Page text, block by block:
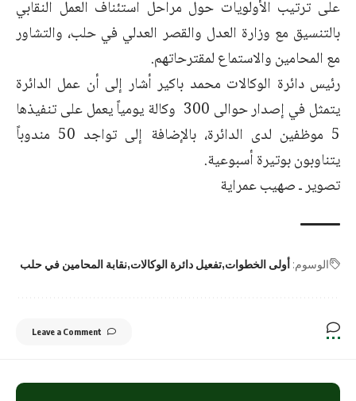
على ترتيب الأولويات حول مراحل استئناف العمل النقابي
بالتنسيق مع وزارة العدل والقصر العدلي في حلب، والتشاور
مع المحامين والاستماع لمقترحاتهم.
رئيس دائرة الوكالات محمد باكير أشار إلى أن عمل الدائرة
يتمثل في إصدار حوالى 300 وكالة يومياً يعمل على تنفيذها
5 موظفين لدى الدائرة، بالإضافة إلى تواجد 50 مندوباً
يتناوبون بوتيرة أسبوعية.
تصوير ـ صهيب عمراية
الوسوم: أولى الخطوات تفعيل دائرة الوكالات نقابة المحامين في حلب
Leave a Comment